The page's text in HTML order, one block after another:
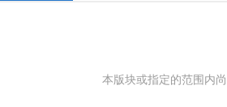
本版块或指定的范围内